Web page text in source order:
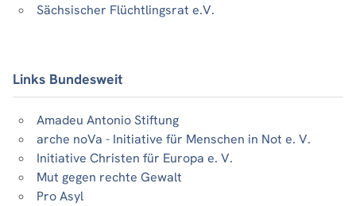
Sächsischer Flüchtlingsrat e.V.
Links Bundesweit
Amadeu Antonio Stiftung
arche noVa - Initiative für Menschen in Not e. V.
Initiative Christen für Europa e. V.
Mut gegen rechte Gewalt
Pro Asyl